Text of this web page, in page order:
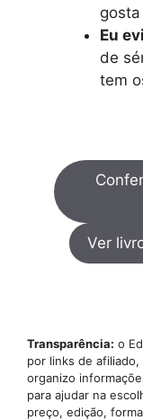
Eu
de
tem
Ver
Transparência: o
por links de
organizo
para ajudar na
preço, edição,